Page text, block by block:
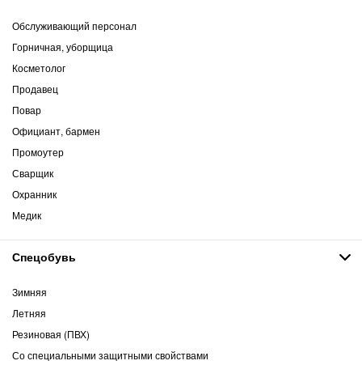
Обслуживающий персонал
Горничная, уборщица
Косметолог
Продавец
Повар
Официант, бармен
Промоутер
Сварщик
Охранник
Медик
Спецобувь
Зимняя
Летняя
Резиновая (ПВХ)
Со специальными защитными свойствами